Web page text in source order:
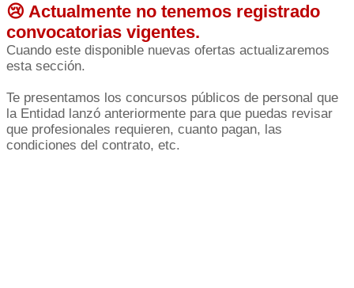
😢 Actualmente no tenemos registrado
convocatorias vigentes.
Cuando este disponible nuevas ofertas actualizaremos
esta sección.
Te presentamos los concursos públicos de personal que
la Entidad lanzó anteriormente para que puedas revisar
que profesionales requieren, cuanto pagan, las
condiciones del contrato, etc.